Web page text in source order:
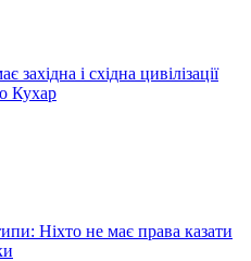
і східна цивілізації
Кухар
Ніхто не має права казати